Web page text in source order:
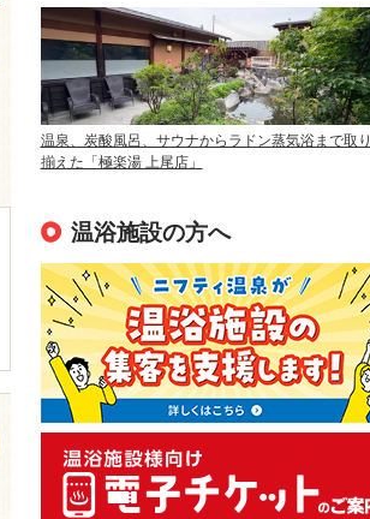
温泉、炭酸風呂、サウナからラドン蒸気浴まで取り
揃えた「極楽湯 上尾店」
温浴施設の方へ